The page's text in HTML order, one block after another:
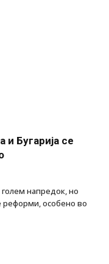
и Бугарија се
голем напредок, но
реформи, особено во